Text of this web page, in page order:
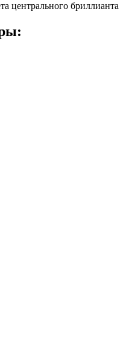
центрального бриллианта